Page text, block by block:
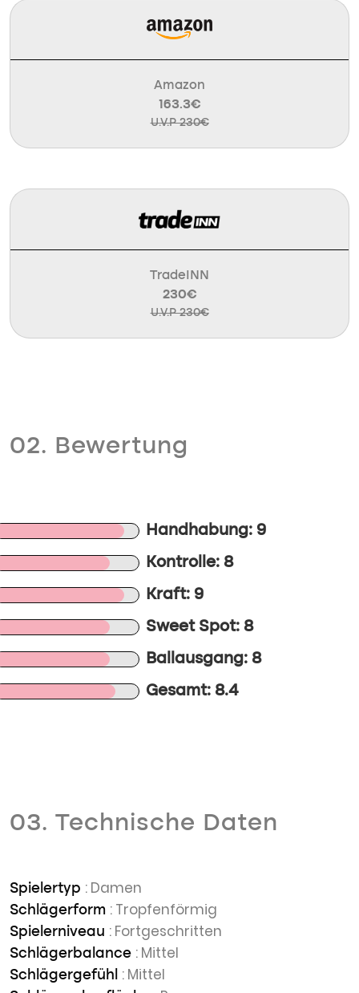
Amazon
163.3€
U.V.P 230€
TradeINN
230€
U.V.P 230€
02. Bewertung
Handhabung: 9
Kontrolle: 8
Kraft: 9
Sweet Spot: 8
Ballausgang: 8
Gesamt: 8.4
03. Technische Daten
Spielertyp : Damen
Schlägerform : Tropfenförmig
Spielerniveau : Fortgeschritten
Schlägerbalance : Mittel
Schlägergefühl : Mittel